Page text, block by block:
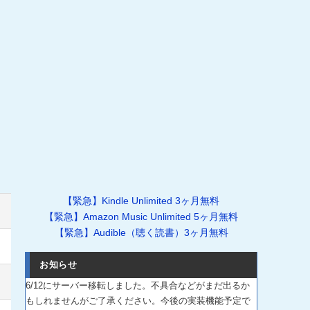
【緊急】Kindle Unlimited 3ヶ月無料
【緊急】Amazon Music Unlimited 5ヶ月無料
【緊急】Audible（聴く読書）3ヶ月無料
お知らせ
6/12にサーバー移転しました。不具合などがまだ出るか
もしれませんがご了承ください。今後の実装機能予定で